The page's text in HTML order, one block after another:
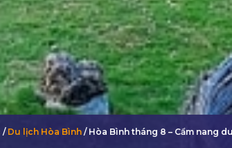
/ Du lịch Hòa Bình / Hòa Bình tháng 8 – Cẩm nang